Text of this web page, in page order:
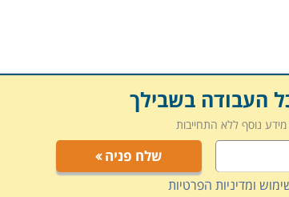
העבודה בשבילך
נוסף ללא התחייבות
שלח פניה
ומדיניות הפרטיות